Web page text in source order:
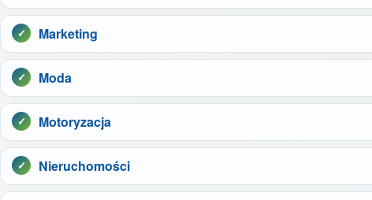
Marketing
Moda
Motoryzacja
Nieruchomości